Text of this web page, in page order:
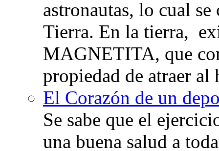
astronautas, lo cual
Tierra. En la tierra,
MAGNETITA, que
propiedad de atraer
El Corazón de un
Se sabe que el
una buena salud a